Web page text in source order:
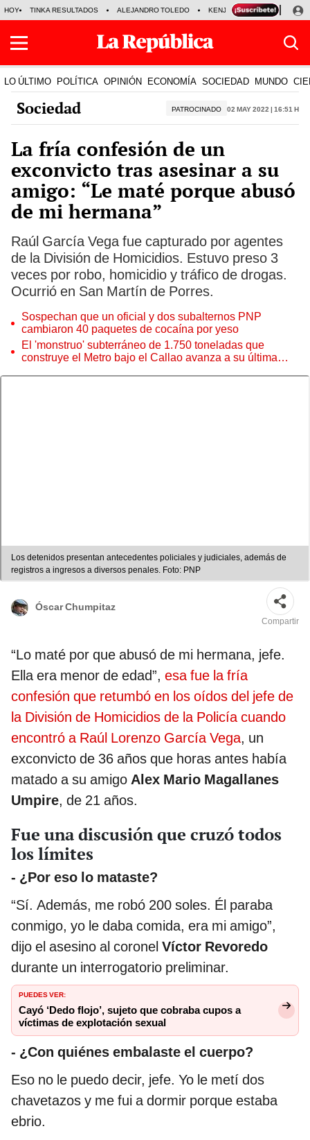
HOY TINKA RESULTADOS ALEJANDRO TOLEDO KENJI FUJIMORI
LO ÚLTIMO POLÍTICA OPINIÓN ECONOMÍA SOCIEDAD MUNDO
Sociedad PATROCINADO 02 May 2022 | 16:51 h
La fría confesión de un
exconvicto tras asesinar a su
amigo: “Le maté porque abusó
de mi hermana”
Raúl García Vega fue capturado por agentes
de la División de Homicidios. Estuvo preso 3
veces por robo, homicidio y tráfico de drogas.
Ocurrió en San Martín de Porres.
Sospechan que un oficial y dos subalternos PNP
cambiaron 40 paquetes de cocaína por yeso
El 'monstruo' subterráneo de 1.750 toneladas que
construye el Metro bajo el Callao avanza a su última
Los detenidos presentan antecedentes policiales y judiciales, además de
registros a ingresos a diversos penales. Foto: PNP
Óscar Chumpitaz
Compartir
“Lo maté por que abusó de mi hermana, jefe.
Ella era menor de edad”, esa fue la fría
confesión que retumbó en los oídos del jefe de
la División de Homicidios de la Policía cuando
encontró a Raúl Lorenzo García Vega, un
exconvicto de 36 años que horas antes había
matado a su amigo Alex Mario Magallanes
Umpire, de 21 años.
Fue una discusión que cruzó todos
los límites
- ¿Por eso lo mataste?
“Sí. Además, me robó 200 soles. Él paraba
conmigo, yo le daba comida, era mi amigo”,
dijo el asesino al coronel Víctor Revoredo
durante un interrogatorio preliminar.
PUEDES VER:
Cayó ‘Dedo flojo’, sujeto que cobraba cupos a
víctimas de explotación sexual
- ¿Con quiénes embalaste el cuerpo?
Eso no le puedo decir, jefe. Yo le metí dos
chavetazos y me fui a dormir porque estaba
ebrio.